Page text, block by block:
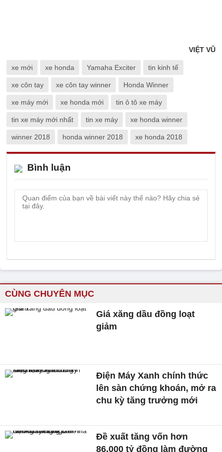
VIỆT VŨ
xe mới xe honda Yamaha Exciter tin kinh tế
xe côn tay xe côn tay winner Honda Winner
xe máy mới xe honda mới tin ô tô xe máy
tin xe máy mới nhất tin xe máy xe honda winner
winner 2018 honda winner 2018 xe honda 2018
Bình luận
CÙNG CHUYÊN MỤC
Giá xăng dầu đồng loạt
giảm
Điện Máy Xanh chính thức
lên sàn chứng khoán, mở ra
chu kỳ tăng trưởng mới
Đề xuất tăng vốn hơn
86.000 tỷ đồng làm đường